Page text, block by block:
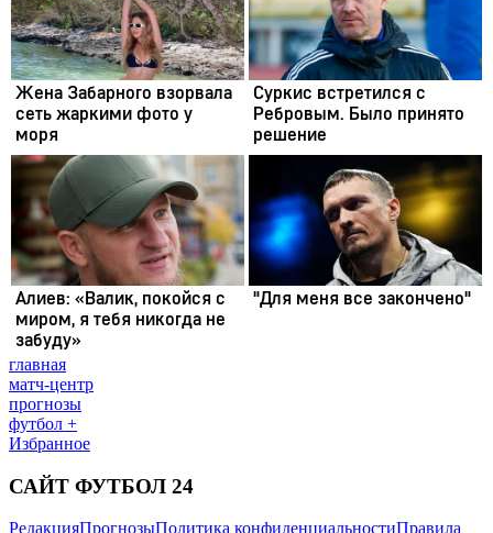
главная
матч-центр
прогнозы
футбол +
Избранное
САЙТ ФУТБОЛ 24
РедакцияПрогнозыПолитика конфиденциальностиПравила